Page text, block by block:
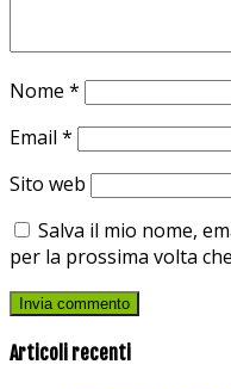
Nome *
Email *
Sito web
Salva il mio nome,
per la prossima volta
Articoli recenti